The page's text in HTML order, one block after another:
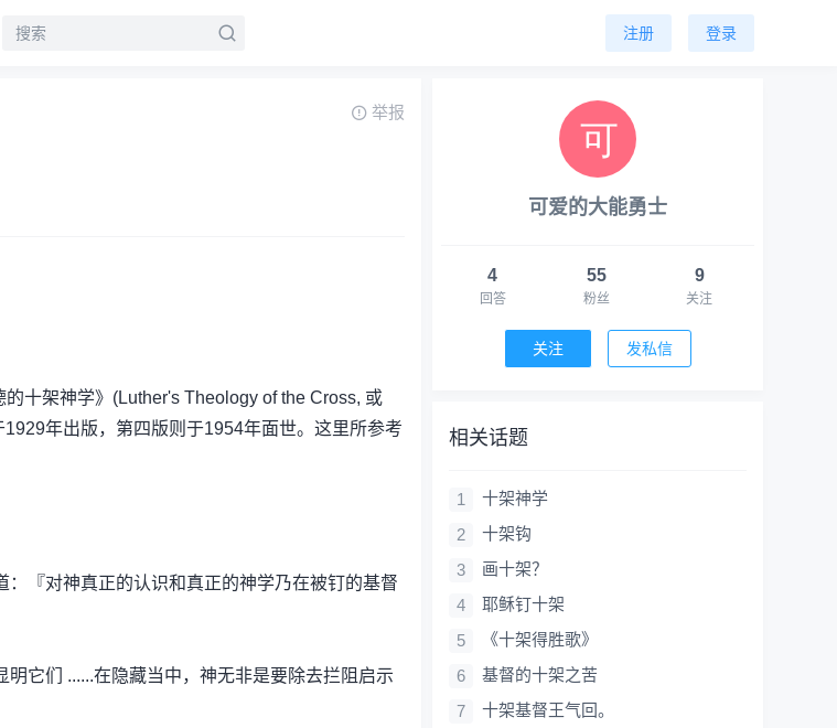
注册 登录
举报
十架神学》(Luther's Theology of the Cross, 或
年出版，第四版则于1954年面世。这里所参考
『对神真正的认识和真正的神学乃在被钉的基督
它们 ......在隐藏当中，神无非是要除去拦阻启示
可爱的大能勇士
4
回答
55
粉丝
9
关注
关注 发私信
相关话题
十架神学
十架钩
画十架？
耶稣钉十架
《十架得胜歌》
基督的十架之苦
十架基督王气回。